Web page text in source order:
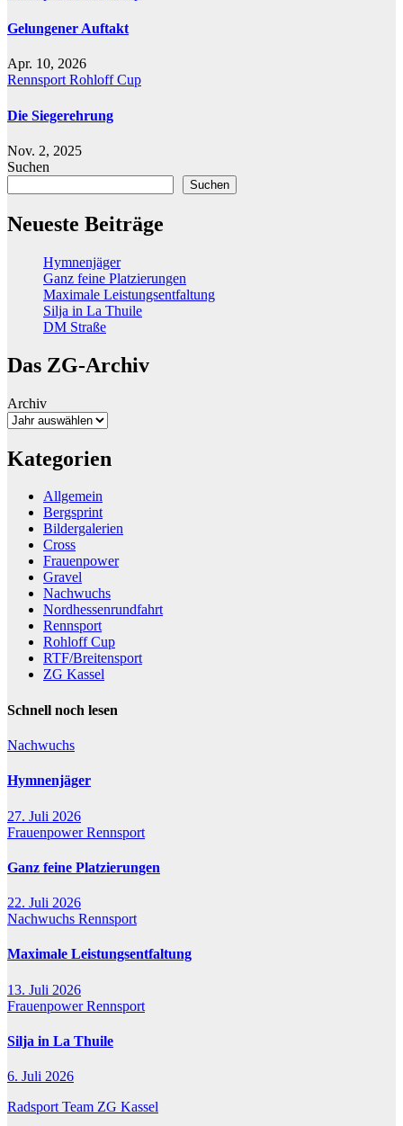
Gelungener Auftakt
Apr. 10, 2026
RennsportRohloff Cup
Die Siegerehrung
Nov. 2, 2025
Suchen
Suchen
Neueste Beiträge
Hymnenjäger
Ganz feine Platzierungen
Maximale Leistungsentfaltung
Silja in La Thuile
DM Straße
Das ZG-Archiv
Archiv
Kategorien
Allgemein
Bergsprint
Bildergalerien
Cross
Frauenpower
Gravel
Nachwuchs
Nordhessenrundfahrt
Rennsport
Rohloff Cup
RTF/Breitensport
ZG Kassel
Schnell noch lesen
Nachwuchs
Hymnenjäger
27. Juli 2026
FrauenpowerRennsport
Ganz feine Platzierungen
22. Juli 2026
Nachwuchs Rennsport
Maximale Leistungsentfaltung
13. Juli 2026
FrauenpowerRennsport
Silja in La Thuile
6. Juli 2026
Radsport Team ZG Kassel